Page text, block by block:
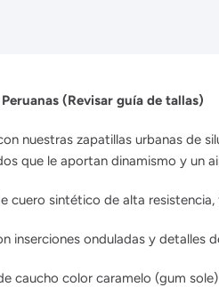
(Revisar guía de tallas)
nuestras zapatillas urbanas de
que le aportan dinamismo y un
cuero sintético de alta
inserciones onduladas y detalles
caucho color caramelo (gum